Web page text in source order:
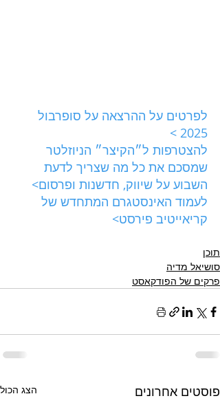
לפרטים על ההרצאה על סופרבול
2025 >
להצטרפות ל״הקיצר״ הניוזלטר
שמסכם את כל מה שצריך לדעת
השבוע על שיווק, חדשנות ופרסום>
לעמוד האינסטגרם המתחדש של
קריאייטיב פירסט>
תוכן
סושיאל מדיה
פרקים של הפודקאסט
פוסטים אחרונים הצג הכול